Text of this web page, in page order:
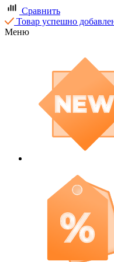
Сравнить
Товар успешно
Меню